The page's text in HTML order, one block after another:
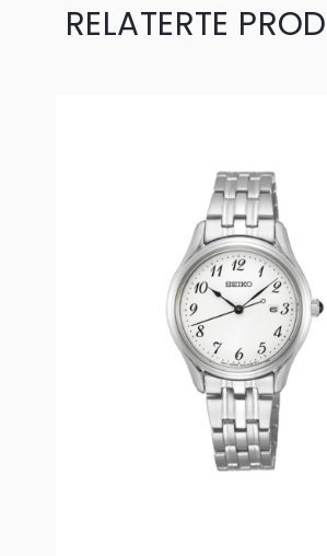
RELATERTE